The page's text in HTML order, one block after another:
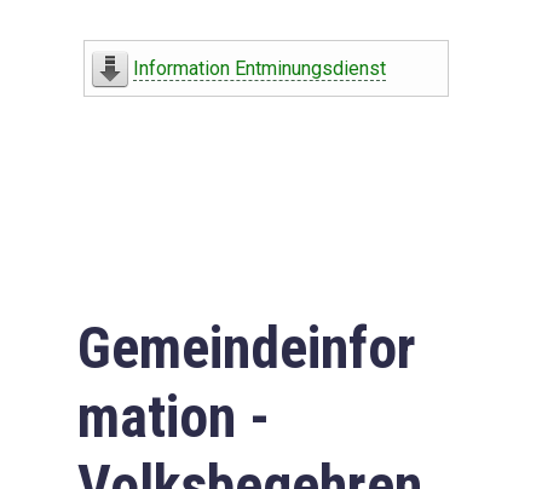
Information Entminungsdienst
Gemeindeinfor
mation -